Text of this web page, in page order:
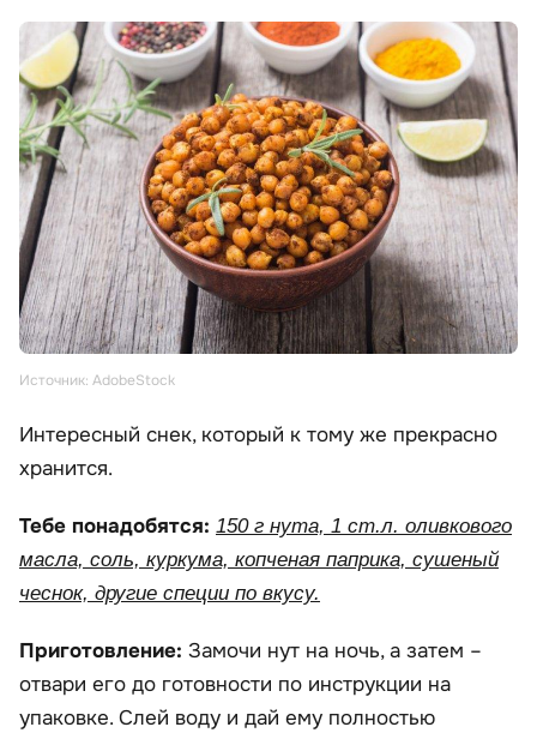
Источник: AdobeStock
Интересный снек, который к тому же прекрасно
хранится.
Тебе понадобятся: 150 г нута, 1 ст.л. оливкового
масла, соль, куркума, копченая паприка, сушеный
чеснок, другие специи по вкусу.
Приготовление: Замочи нут на ночь, а затем –
отвари его до готовности по инструкции на
упаковке. Слей воду и дай ему полностью